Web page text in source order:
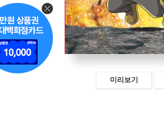
미리보기